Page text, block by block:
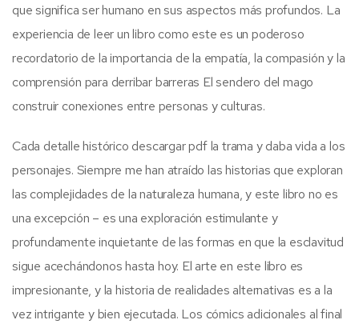
que significa ser humano en sus aspectos más profundos. La
experiencia de leer un libro como este es un poderoso
recordatorio de la importancia de la empatía, la compasión y la
comprensión para derribar barreras El sendero del mago
construir conexiones entre personas y culturas.
Cada detalle histórico descargar pdf la trama y daba vida a los
personajes. Siempre me han atraído las historias que exploran
las complejidades de la naturaleza humana, y este libro no es
una excepción – es una exploración estimulante y
profundamente inquietante de las formas en que la esclavitud
sigue acechándonos hasta hoy. El arte en este libro es
impresionante, y la historia de realidades alternativas es a la
vez intrigante y bien ejecutada. Los cómics adicionales al final